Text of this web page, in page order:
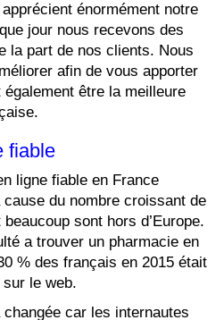
énormément notre
jour nous recevons des
la part de nos clients. Nous
afin de vous apporter
être la meilleure
fiable
ligne fiable en France
du nombre croissant de
sont hors d’Europe.
a trouver un pharmacie en
% des français en 2015 était
le web.
car les internautes